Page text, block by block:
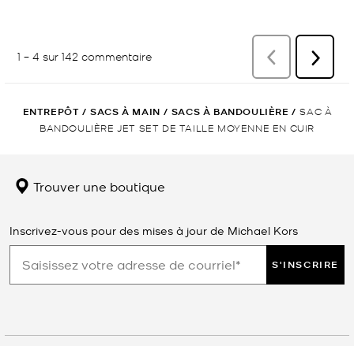
ENTREPÔT / SACS À MAIN / SACS À BANDOULIÈRE / SAC À
BANDOULIÈRE JET SET DE TAILLE MOYENNE EN CUIR
Trouver une boutique
Inscrivez-vous pour des mises à jour de Michael Kors
S'INSCRIRE